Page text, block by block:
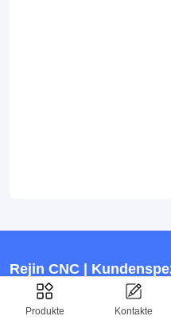
Rejin CNC |
& Blechbearbeitung
Vom Entwurf
Produkte Kontakte